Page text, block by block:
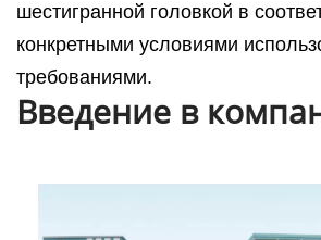
шестигранной головкой в
конкретными условиями
требованиями.
Введение в